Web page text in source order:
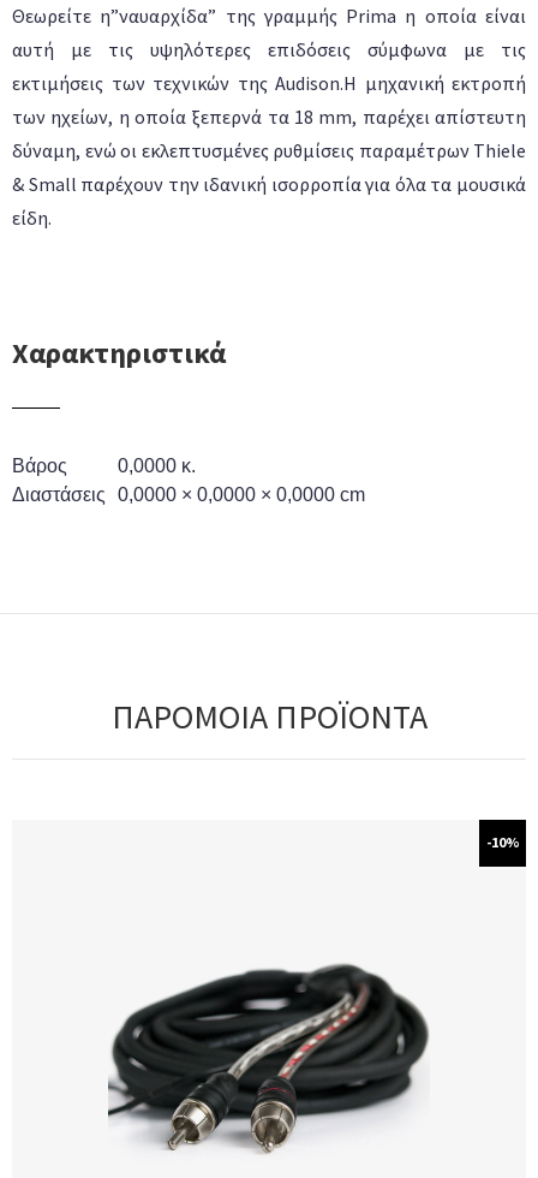
Θεωρείτε η”ναυαρχίδα” της γραμμής Prima η οποία είναι
αυτή με τις υψηλότερες επιδόσεις σύμφωνα με τις
εκτιμήσεις των τεχνικών της Audison.Η μηχανική εκτροπή
των ηχείων, η οποία ξεπερνά τα 18 mm, παρέχει απίστευτη
δύναμη, ενώ οι εκλεπτυσμένες ρυθμίσεις παραμέτρων Thiele
& Small παρέχουν την ιδανική ισορροπία για όλα τα μουσικά
είδη.
Χαρακτηριστικά
Βάρος
0,0000 κ.
Διαστάσεις
0,0000 × 0,0000 × 0,0000 cm
ΠΑΡΟΜΟΙΑ ΠΡΟΪΟΝΤΑ
-10%